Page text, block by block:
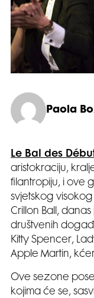
Paola
Le Bal des
aristokraciju,
filantropiju, i ove
svjetskog
Crillon Ball,
društvenih
Kitty Spencer,
Apple Martin,
Ove sezone
kojima će se,